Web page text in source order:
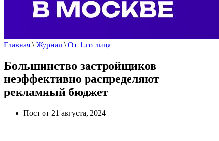
Главная \ Журнал \ От 1-го лица
Большинство застройщиков
неэффективно распределяют
рекламный бюджет
Пост от 21 августа, 2024